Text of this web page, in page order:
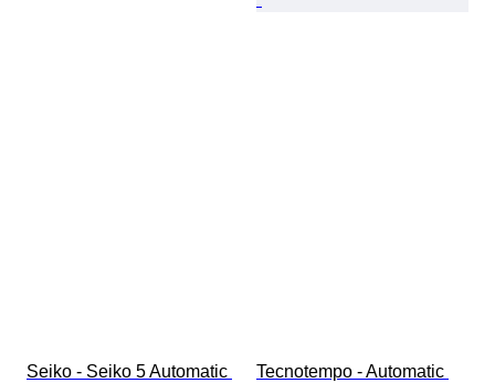
Seiko - Seiko 5 Automatic
Tecnotempo - Automatic